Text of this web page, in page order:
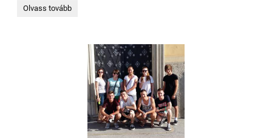
A
jutalomkirándulása:
Olvass tovább